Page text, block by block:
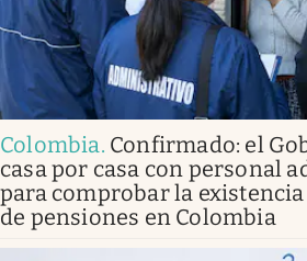
Colombia. Confirmado: el
casa por casa con personal
para comprobar la
de pensiones en Colombia